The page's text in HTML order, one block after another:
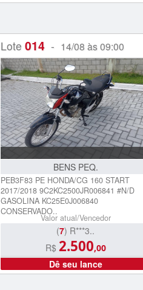
Lote 014- 14/08 às 09:00
BENS PEQ.
PEB3F83 PE HONDA/CG 160 START
2017/2018 9C2KC2500JR006841 #N/D
GASOLINA KC25E0J006840
CONSERVADO..
Valor atual/Vencedor
(7) R***3..
R$ 2.500,00
Dê seu lance